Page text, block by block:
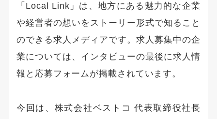
「Local Link」は、地方にある魅力的な企業
や経営者の想いをストーリー形式で知ること
のできる求人メディアです。求人募集中の企
業については、インタビューの最後に求人情
報と応募フォームが掲載されています。
今回は、株式会社ベストコ 代表取締役社長